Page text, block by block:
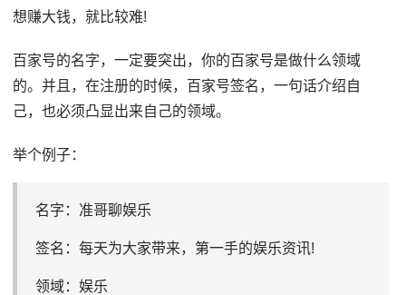
想赚大钱，就比较难!
百家号的名字，一定要突出，你的百家号是做什么领域
的。并且，在注册的时候，百家号签名，一句话介绍自
己，也必须凸显出来自己的领域。
举个例子：
名字：准哥聊娱乐
签名：每天为大家带来，第一手的娱乐资讯!
领域：娱乐